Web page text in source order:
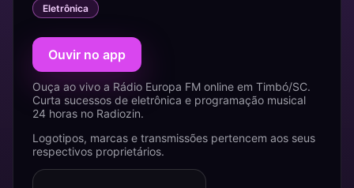
Eletrônica
Ouvir no app
Ouça ao vivo a Rádio Europa FM online em Timbó/SC.
Curta sucessos de eletrônica e programação musical
24 horas no Radiozin.
Logotipos, marcas e transmissões pertencem aos seus
respectivos proprietários.